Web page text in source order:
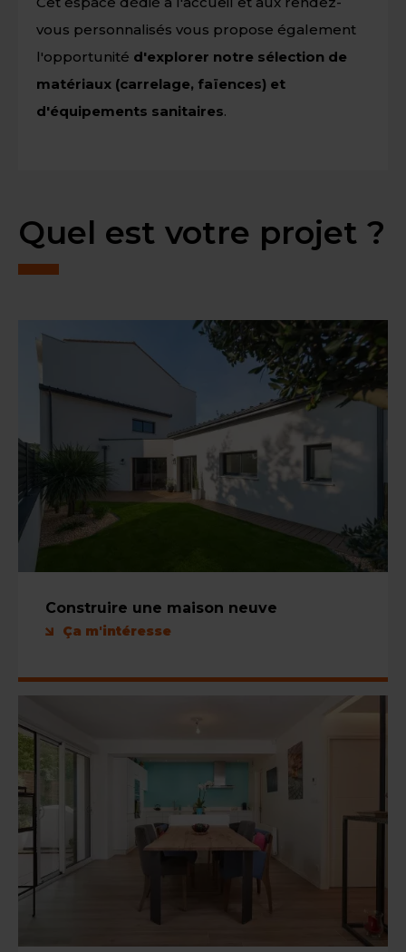
vous personnalisés vous propose également
l'opportunité d'explorer notre sélection de
matériaux (carrelage, faïences) et
d'équipements sanitaires.
Quel est votre projet ?
Construire une maison neuve
Ça m'intéresse